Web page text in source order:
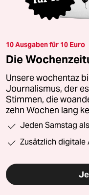
10 Ausgaben für 10 Euro
Die
Unsere wochentaz
Journalismus, der
Stimmen, die
zehn Wochen lang
Jeden Samstag
Zusätzlich digitale